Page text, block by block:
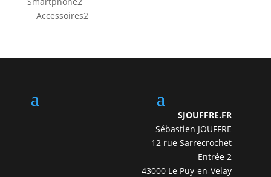
produits
Accessoires22
SJOUFFRE.FR
Sébastien JOUFFRE
12 rue Sarrecrochet
Entrée 2
43000 Le Puy-en-Velay